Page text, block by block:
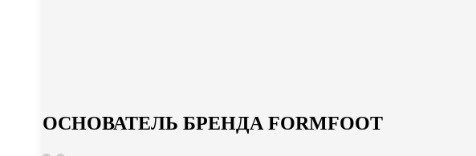
ОСНОВАТЕЛЬ БРЕНДА FORMFOOT